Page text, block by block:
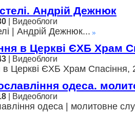
Андрій Дежнюк
| Видеоблоги
| Андрій Дежнюк...
в Церкві ЄХБ Храм
| Видеоблоги
в Церкві ЄХБ Храм Спасіння,
одеса.
| Видеоблоги
одеса | молитовне